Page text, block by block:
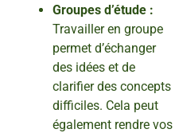
Groupes d’étude :
Travailler en groupe
permet d’échanger
des idées et de
clarifier des concepts
difficiles. Cela peut
également rendre vos